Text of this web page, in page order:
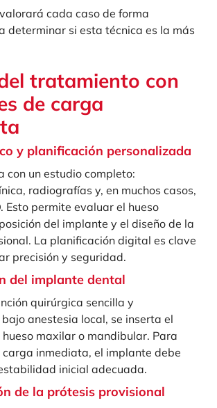
cada caso de forma
determinar si esta técnica es la más
tratamiento con
de carga
y planificación personalizada
con un estudio completo:
radiografías y, en muchos casos,
Esto permite evaluar el hueso
del implante y el diseño de la
La planificación digital es clave
precisión y seguridad.
del implante dental
quirúrgica sencilla y
anestesia local, se inserta el
maxilar o mandibular. Para
inmediata, el implante debe
inicial adecuada.
de la prótesis provisional